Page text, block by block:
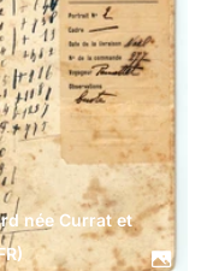
née Currat et